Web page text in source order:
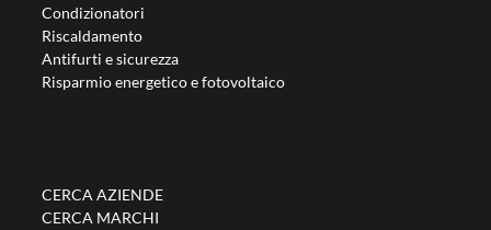
Condizionatori
Riscaldamento
Antifurti e sicurezza
Risparmio energetico e fotovoltaico
CERCA AZIENDE
CERCA MARCHI